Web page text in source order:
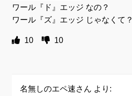
ワール『ド』エッジ なの？
ワール『ズ』エッジ じゃなくて？
10 10
名無しのエペ速さん より: